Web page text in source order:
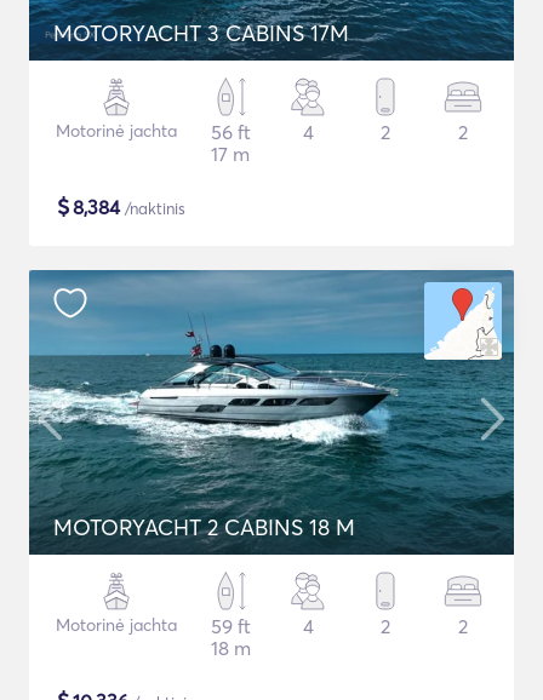
MOTORYACHT 3 CABINS 17M
Motorinė jachta
56 ft
17 m
4 2 2
$8,384/naktinis
MOTORYACHT 2 CABINS 18 M
Motorinė jachta
59 ft
18 m
4 2 2